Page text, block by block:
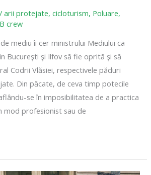
/arii protejate,cicloturism, Poluare,
crew
mediu îi cer ministrului Mediului ca
Bucureşti şi Ilfov să fie oprită şi să
Codrii Vlăsiei, respectivele păduri
Din păcate, de ceva timp potecile
se în imposibilitatea de a practica
mod profesionist sau de